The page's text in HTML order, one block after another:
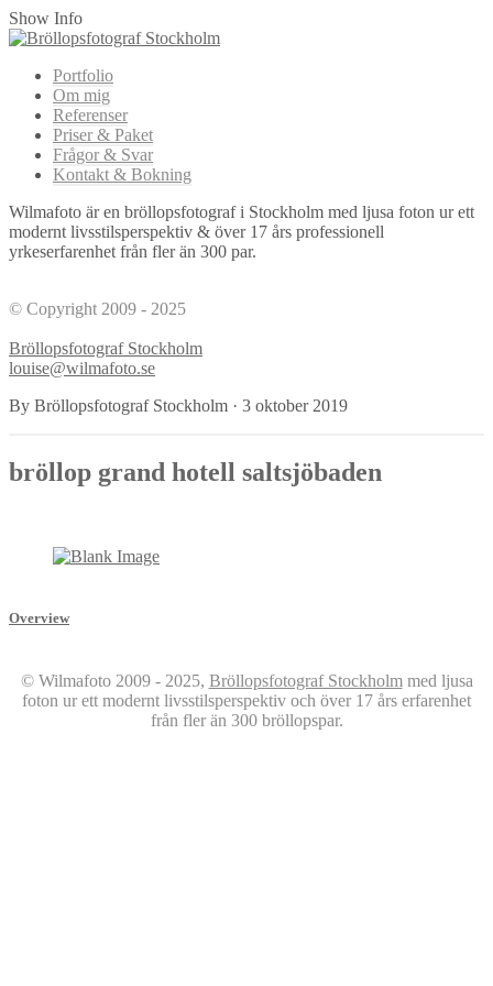
Show Info
Portfolio
Om mig
Referenser
Priser & Paket
Frågor & Svar
Kontakt & Bokning
Wilmafoto är en bröllopsfotograf i Stockholm med ljusa foton ur ett
modernt livsstilsperspektiv & över 17 års professionell
yrkeserfarenhet från fler än 300 par.
© Copyright 2009 - 2025
Bröllopsfotograf Stockholm
louise@wilmafoto.se
By Bröllopsfotograf Stockholm · 3 oktober 2019
bröllop grand hotell saltsjöbaden
Overview
© Wilmafoto 2009 - 2025, Bröllopsfotograf Stockholmmed ljusa
foton ur ett modernt livsstilsperspektiv och över 17 års erfarenhet
från fler än 300 bröllopspar.